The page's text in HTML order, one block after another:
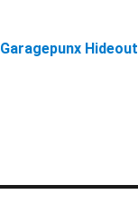
Garagepunx Hideout